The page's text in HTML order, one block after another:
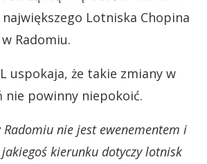
Lotniska Chopina
Radomiu.
uspokaja, że takie zmiany w
nie powinny niepokoić.
nie jest ewenementem i
kierunku dotyczy lotnisk